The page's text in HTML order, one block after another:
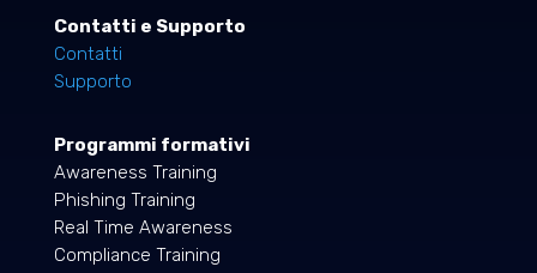
Contatti e Supporto
Contatti
Supporto
Programmi formativi
Awareness Training
Phishing Training
Real Time Awareness
Compliance Training